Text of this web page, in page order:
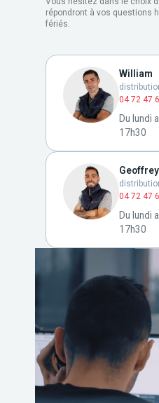
répondront à vos questions
fériés.
William
04 72 47
Du lundi
17h30
Geoffrey
04 72 47
Du lundi
17h30